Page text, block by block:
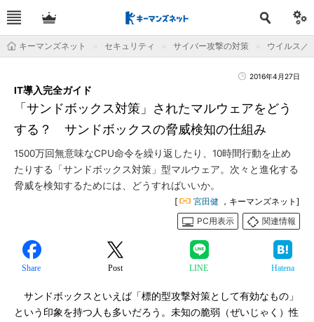
キーマンズネット セキュリティ サイバー攻撃の対策 ウイルス／
2016年4月27日
「サンドボックス対策」されたマルウェアをどう
する？ サンドボックスの脅威検知の仕組み
IT導入完全ガイド
1500万回無意味なCPU命令を繰り返したり、10時間行動を止め
たりする「サンドボックス対策」型マルウェア。次々と進化する
脅威を検知するためには、どうすればいいか。
[ 宮田健 ，キーマンズネット]
PC用表示
関連情報
Share Post LINE Hatena
サンドボックスといえば「標的型攻撃対策として有効なもの」
という印象を持つ人も多いだろう。未知の脆弱（ぜいじゃく）性